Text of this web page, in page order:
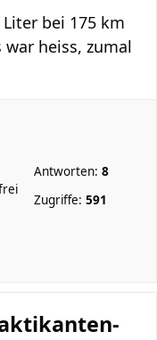
bei 175 km
heiss, zumal
Antworten: 8
Zugriffe: 591